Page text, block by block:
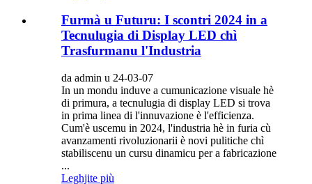
Furmà u Futuru: I scontri 2024 in a
Tecnulugia di Display LED chì
Trasfurmanu l'Industria
da admin u 24-03-07
In un mondu induve a cumunicazione visuale hè
di primura, a tecnulugia di display LED si trova
in prima linea di l'innuvazione è l'efficienza.
Cum'è uscemu in 2024, l'industria hè in furia cù
avanzamenti rivoluzionarii è novi pulitiche chì
stabiliscenu un cursu dinamicu per a fabricazione
...
Leghjite più